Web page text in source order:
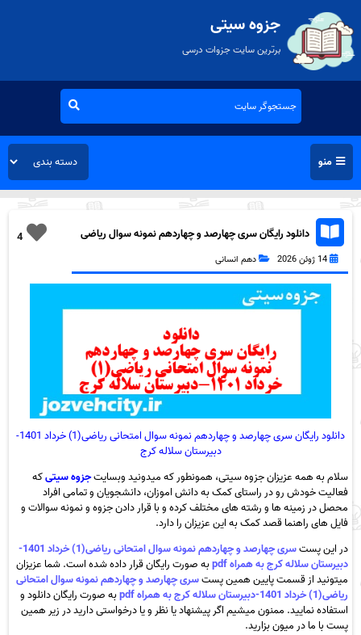
جزوه سیتی
برترین سایت جزوات درسی
منو
4
دانلود رایگان سری چهارصد و چهاردهم نمونه سوال ریاضی
و آمار دهم انسانی به همراه pdf
14 ژوئن 2026 دهم انسانی
دانلود رایگان سری چهارصد و چهاردهم نمونه سوال امتحانی ریاضی(1) خرداد 1401-
دبیرستان سلاله کرج
سلام به همه عزیزان جزوه سیتی، همونطور که میدونید وبسایتجزوه سیتیکه
فعالیت خودش رو در راستای کمک به دانش اموزان، دانشجویان و تمامی افراد
محصل در زمینه ها و رشته های مختلف کرده و با قرار دادن جزوه و نمونه سوالات و
فایل های راهنما قصد کمک به این عزیزان را دارد.
در این پست
سری چهارصد و چهاردهم نمونه سوال امتحانی ریاضی(1) خرداد 1401-
دبیرستان سلاله کرج به همراه pdf
به صورت رایگان قرار داده شده است. شما عزیزان
میتونید از قسمت پایین همین پستسری چهارصد و چهاردهم نمونه سوال امتحانی
ریاضی(1) خرداد 1401-دبیرستان سلاله کرج به همراه pdf
به صورت رایگان دانلود و
استفاده نمایید. ممنون میشیم اگر پیشنهاد یا نظر و یا درخواستی دارید در زیر همین
پست با ما در میون بزارید.